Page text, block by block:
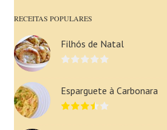
RECEITAS POPULARES
Filhós de Natal
Esparguete à Carbonara